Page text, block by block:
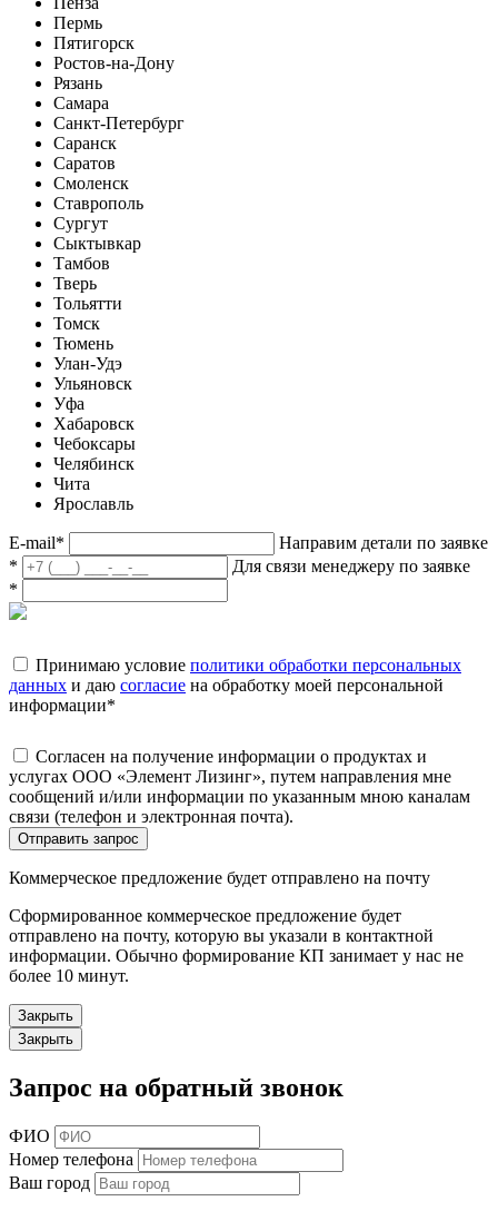
Пермь
Пятигорск
Ростов-на-Дону
Рязань
Самара
Санкт-Петербург
Саранск
Саратов
Смоленск
Ставрополь
Сургут
Сыктывкар
Тамбов
Тверь
Тольятти
Томск
Тюмень
Улан-Удэ
Ульяновск
Уфа
Хабаровск
Чебоксары
Челябинск
Чита
Ярославль
E-mail*
Направим детали по заявке
*
Для связи менеджеру по заявке
*
Принимаю условие политики обработки персональных
данных и даю согласие на обработку моей персональной
информации*
Согласен на получение информации о продуктах и
услугах ООО «Элемент Лизинг», путем направления мне
сообщений и/или информации по указанным мною каналам
связи (телефон и электронная почта).
Отправить запрос
Коммерческое предложение будет отправлено на почту
Сформированное коммерческое предложение будет
отправлено на почту, которую вы указали в контактной
информации. Обычно формирование КП занимает у нас не
более 10 минут.
Закрыть
Закрыть
Запрос на обратный звонок
ФИО
Номер телефона
Ваш город